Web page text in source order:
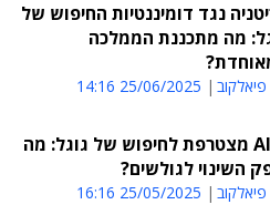
נגד דומיננטיות החיפוש של
מה מתכננת הממלכה
פיאלקוב 25/06/2025 14:16
ה-AI מצטרפת לחיפוש של גוגל: מה
השינוי לגולשים?
פיאלקוב 25/05/2025 16:16